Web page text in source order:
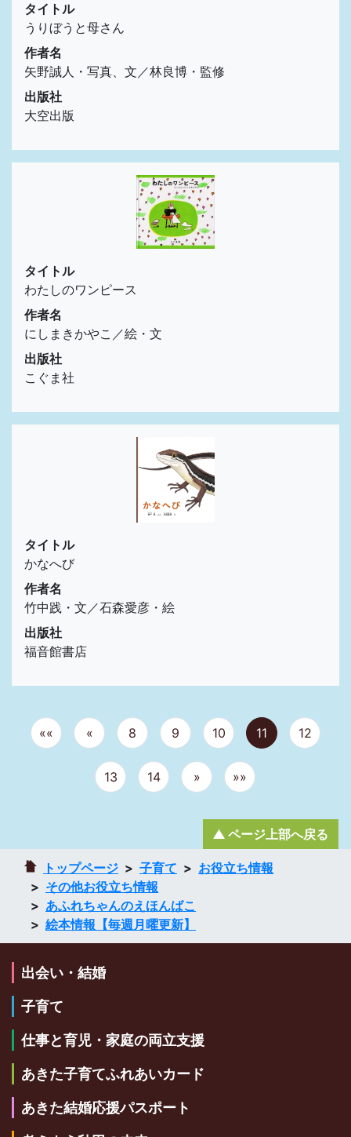
タイトル
うりぼうと母さん
作者名
矢野誠人・写真、文／林良博・監修
出版社
大空出版
タイトル
わたしのワンピース
作者名
にしまきかやこ／絵・文
出版社
こぐま社
タイトル
かなへび
作者名
竹中践・文／石森愛彦・絵
出版社
福音館書店
«« « 8 9 10 11 12
13 14 » »»
トップページ 子育て
お役立ち情報
その他お役立ち情報
あふれちゃんのえほんばこ
絵本情報【毎週月曜更新】
ページ上部へ戻る
出会い・結婚
子育て
仕事と育児・家庭の両立支援
あきた子育てふれあいカード
あきた結婚応援パスポート